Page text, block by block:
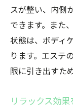
スが整い、内側
できます。また
状態は、ボディ
ります。エステ
限に引き出すた
リラックス効